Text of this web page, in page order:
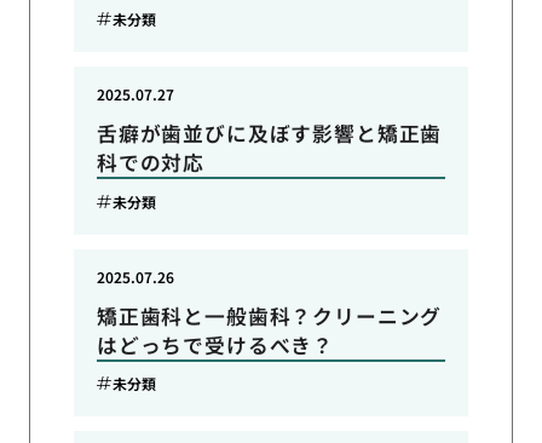
未分類
舌癖が歯並びに及ぼす影響と矯正歯
科での対応
2025.07.27
未分類
矯正歯科と一般歯科？クリーニング
はどっちで受けるべき？
2025.07.26
未分類